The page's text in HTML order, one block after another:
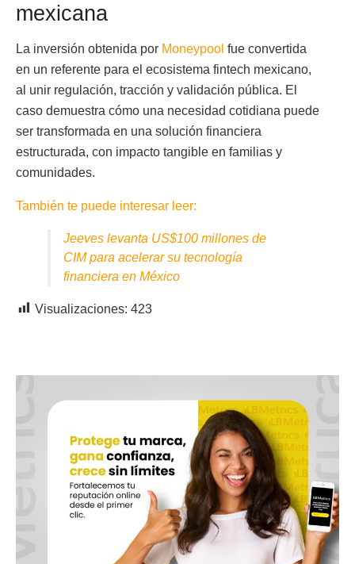
mexicana
La inversión obtenida por Moneypool fue convertida
en un referente para el ecosistema fintech mexicano,
al unir regulación, tracción y validación pública. El
caso demuestra cómo una necesidad cotidiana puede
ser transformada en una solución financiera
estructurada, con impacto tangible en familias y
comunidades.
También te puede interesar leer:
Jeeves levanta US$100 millones de
CIM para acelerar su tecnología
financiera en México
Visualizaciones: 423